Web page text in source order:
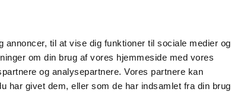
til at vise dig funktioner til sociale medier og
om din brug af vores hjemmeside med vores
og analysepartnere. Vores partnere kan
har givet dem, eller som de har indsamlet fra din brug